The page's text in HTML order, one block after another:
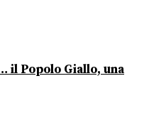
il Popolo Giallo, una